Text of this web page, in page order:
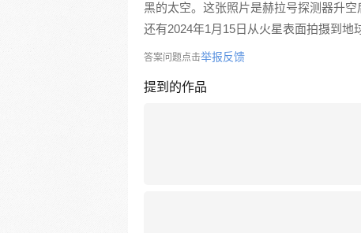
黑的太空。这张照片是赫拉号探测器升空
还有2024年1月15日从火星表面拍摄到地
答案问题点击举报反馈
提到的作品